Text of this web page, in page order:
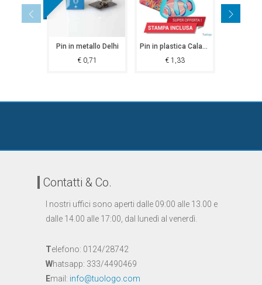
Pin in metallo Delhi
€0,71
Pin in plastica Calama
€1,33
Contatti & Co.
I nostri uffici sono aperti dalle 09:00 alle 13.00 e
dalle 14.00 alle 17:00, dal lunedì al venerdì.
Telefono: 0124/28742
Whatsapp: 333/4490469
Email: info@tuologo.com